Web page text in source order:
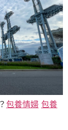
包養情婦 包養